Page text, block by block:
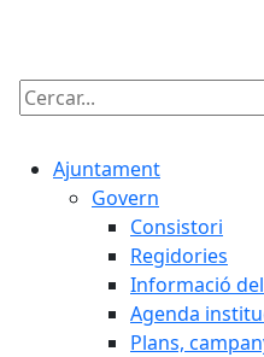
Cercar:
Ajuntament
Govern
Consistori
Regidories
Informació
Agenda
Plans,